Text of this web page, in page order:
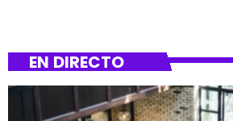
EN DIRECTO